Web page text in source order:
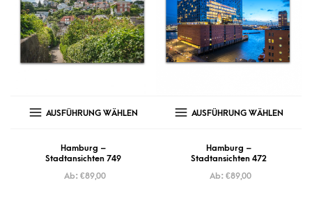
AUSFÜHRUNG WÄHLEN
Hamburg –
Stadtansichten 749
Ab: €89,00
AUSFÜHRUNG WÄHLEN
Hamburg –
Stadtansichten 472
Ab: €89,00